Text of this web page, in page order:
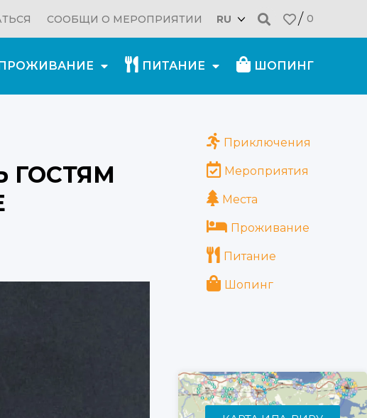
СООБЩИ О МЕРОПРИЯТИИ RU 0
ПИТАНИЕ
ШОПИНГ
ГОСТЯМ
Приключения
Мероприятия
Места
Проживание
Питание
Шопинг